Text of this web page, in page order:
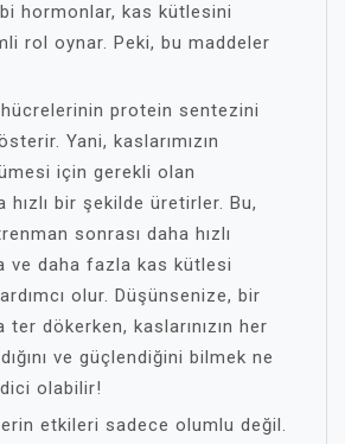
hormonlar, kas kütlesini
rol oynar. Peki, bu maddeler
protein sentezini
Yani, kaslarımızın
için gerekli olan
bir şekilde üretirler. Bu,
sonrası daha hızlı
ve daha fazla kas kütlesi
olur. Düşünsenize, bir
dökerken, kaslarınızın her
ve güçlendiğini bilmek ne
olabilir!
etkileri sadece olumlu değil.